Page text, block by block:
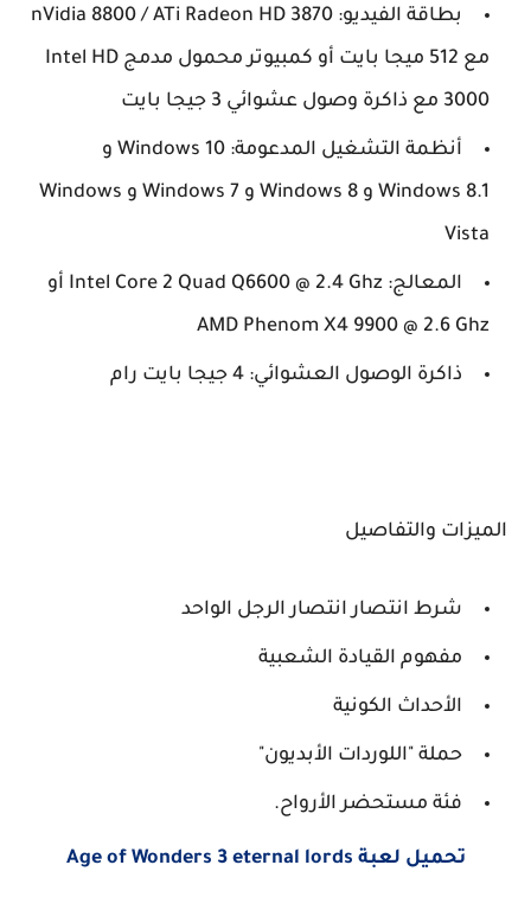
بطاقة الفيديو: nVidia 8800 / ATi Radeon HD 3870
مع 512 ميجا بايت أو كمبيوتر محمول مدمج Intel HD
3000 مع ذاكرة وصول عشوائي 3 جيجا بايت
أنظمة التشغيل المدعومة: Windows 10 و
Windows 8.1 و Windows 8 و Windows 7 و Windows
Vista
المعالج: Intel Core 2 Quad Q6600 @ 2.4 Ghz أو
AMD Phenom X4 9900 @ 2.6 Ghz
ذاكرة الوصول العشوائي: 4 جيجا بايت رام
الميزات والتفاصيل
شرط انتصار انتصار الرجل الواحد
مفهوم القيادة الشعبية
الأحداث الكونية
حملة "اللوردات الأبديون"
فئة مستحضر الأرواح.
تحميل لعبة Age of Wonders 3 eternal lords